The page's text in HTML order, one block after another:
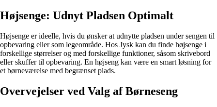
Højsenge: Udnyt Pladsen Optimalt
Højsenge er ideelle, hvis du ønsker at udnytte pladsen under sengen til
opbevaring eller som legeområde. Hos Jysk kan du finde højsenge i
forskellige størrelser og med forskellige funktioner, såsom skrivebord
eller skuffer til opbevaring. En højseng kan være en smart løsning for
et børneværelse med begrænset plads.
Overvejelser ved Valg af Børneseng